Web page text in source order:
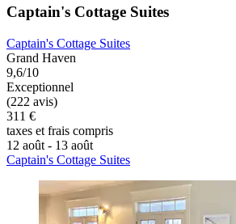
Captain's Cottage Suites
Captain's Cottage Suites
Grand Haven
9,6/10
Exceptionnel
(222 avis)
311 €
taxes et frais compris
12 août - 13 août
Captain's Cottage Suites